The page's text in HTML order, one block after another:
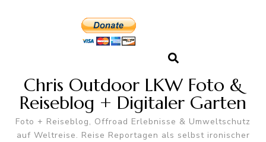
Chris Outdoor LKW Foto &
Reiseblog + Digitaler Garten
Foto + Reiseblog, Offroad Erlebnisse & Umweltschutz
auf Weltreise. Reise Reportagen als selbst ironischer